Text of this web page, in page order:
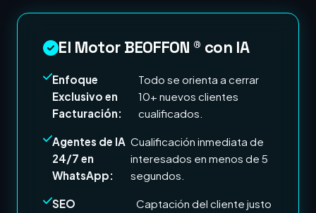
El Motor BEOFFON ® con IA
Enfoque
Exclusivo en
Facturación:
Todo se orienta a cerrar
10+ nuevos clientes
cualificados.
Agentes de IA
24/7 en
WhatsApp:
Cualificación inmediata de
interesados en menos de 5
segundos.
SEO
Captación del cliente justo